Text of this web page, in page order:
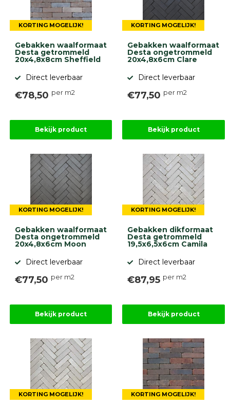
KORTING MOGELIJK!
Gebakken waalformaat
Desta getrommeld
20x4,8x8cm Sheffield
Direct leverbaar
€78,50 per m2
Bekijk product
KORTING MOGELIJK!
Gebakken waalformaat
Desta ongetrommeld
20x4,8x6cm Clare
Direct leverbaar
€77,50 per m2
Bekijk product
KORTING MOGELIJK!
Gebakken waalformaat
Desta ongetrommeld
20x4,8x6cm Moon
Direct leverbaar
€77,50 per m2
Bekijk product
KORTING MOGELIJK!
Gebakken dikformaat
Desta getrommeld
19,5x6,5x6cm Camila
Direct leverbaar
€87,95 per m2
Bekijk product
KORTING MOGELIJK! KORTING MOGELIJK!